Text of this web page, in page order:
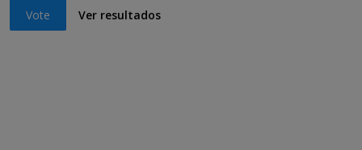
Vote Ver resultados